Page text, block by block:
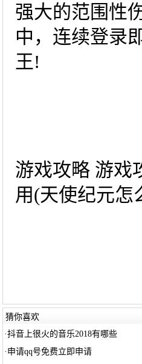
强大的范围性
中，连续登录
王!
游戏攻略 游戏
用(天使纪元怎
猜你喜欢
·抖音上很火的音乐2018有哪些
· 申请qq号免费立即申请